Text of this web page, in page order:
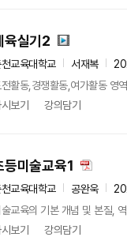
육실기2
교육대학교 서재복
전활동,경쟁활동,여가활동 영
보기
강의담기
등미술교육1
교육대학교 공완욱
술교육의 기본 개념 및 본질,
보기
강의담기